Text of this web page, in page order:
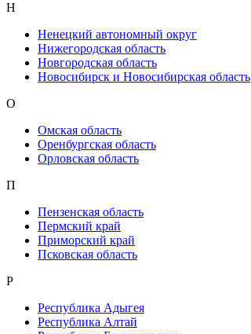
Н
Ненецкий автономный округ
Нижегородская область
Новгородская область
Новосибирск и Новосибирская область
О
Омская область
Оренбургская область
Орловская область
П
Пензенская область
Пермский край
Приморский край
Псковская область
Р
Республика Адыгея
Республика Алтай